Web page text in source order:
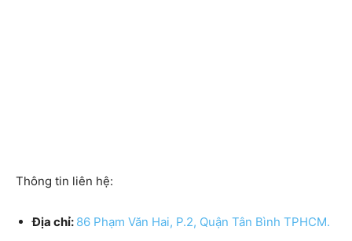
Thông tin liên hệ:
Địa chỉ: 86 Phạm Văn Hai, P.2, Quận Tân Bình TPHCM.